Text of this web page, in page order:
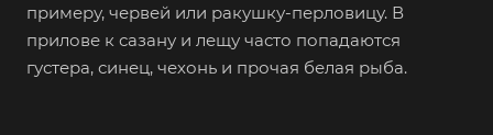
примеру, червей или ракушку-перловицу. В
прилове к сазану и лещу часто попадаются
густера, синец, чехонь и прочая белая рыба.